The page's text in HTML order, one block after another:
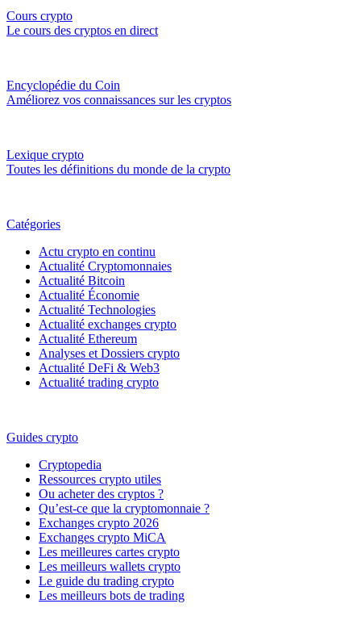
Cours crypto
Le cours des cryptos en direct
Encyclopédie du Coin
Améliorez vos connaissances sur les cryptos
Lexique crypto
Toutes les définitions du monde de la crypto
Catégories
Actu crypto en continu
Actualité Cryptomonnaies
Actualité Bitcoin
Actualité Économie
Actualité Technologies
Actualité exchanges crypto
Actualité Ethereum
Analyses et Dossiers crypto
Actualité DeFi & Web3
Actualité trading crypto
Guides crypto
Cryptopedia
Ressources crypto utiles
Ou acheter des cryptos ?
Qu’est-ce que la cryptomonnaie ?
Exchanges crypto 2026
Exchanges crypto MiCA
Les meilleures cartes crypto
Les meilleurs wallets crypto
Le guide du trading crypto
Les meilleurs bots de trading